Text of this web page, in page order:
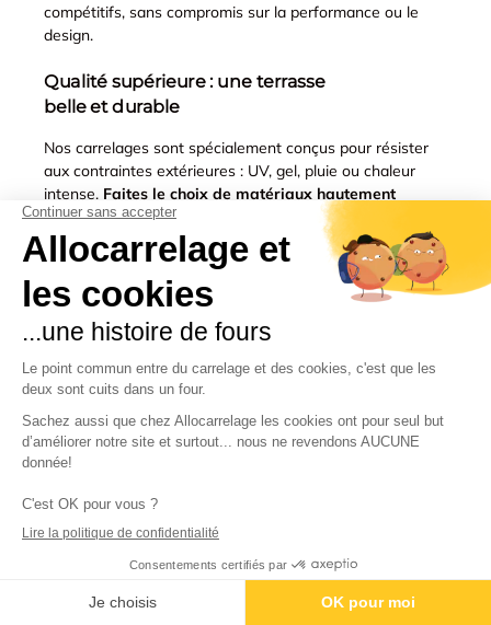
compétitifs, sans compromis sur la performance ou le
design.
Qualité supérieure : une terrasse
belle et durable
Nos carrelages sont spécialement conçus pour résister
aux contraintes extérieures : UV, gel, pluie ou chaleur
intense. Faites le choix de matériaux hautement
résistants, capables de préserver leur éclat au fil des
années.Imaginez une terrasse qui reste impeccable
saison après saison, même après des soirées conviviales
ou des journées ensoleillées.